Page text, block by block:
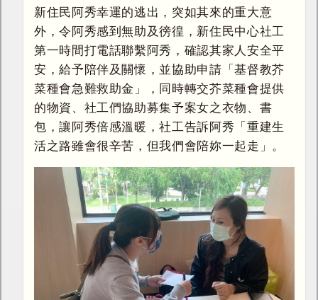
新住民阿秀幸運的逃出，突如其來的重大意
外，令阿秀感到無助及徬徨，新住民中心社工
第一時間打電話聯繫阿秀，確認其家人安全平
安，給予陪伴及關懷，並協助申請「基督教芥
菜種會急難救助金」，同時轉交芥菜種會提供
的物資、社工們協助募集予案女之衣物、書
包，讓阿秀倍感溫暖，社工告訴阿秀「重建生
活之路雖會很辛苦，但我們會陪妳一起走」。